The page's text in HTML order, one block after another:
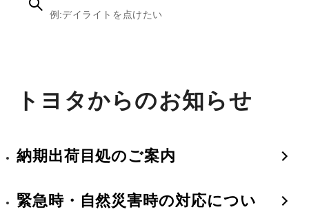
トヨタからのお知らせ
納期出荷目処のご案内
緊急時・自然災害時の対応につい